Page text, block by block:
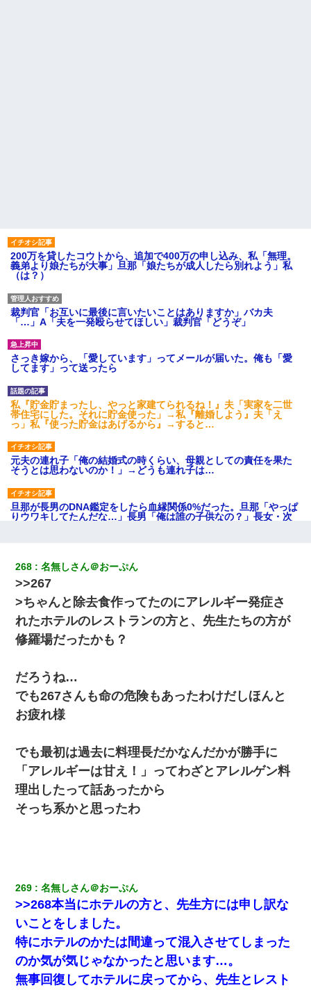
200万を貸したコウトから、追加で400万の申し込み、私「無理。
義弟より娘たちが大事」旦那「娘たちが成人したら別れよう」私
（は？）
裁判官「お互いに最後に言いたいことはありますか」バカ夫
「…」A「夫を一発殴らせてほしい」裁判官「どうぞ」
さっき嫁から、「愛しています」ってメールが届いた。俺も「愛
してます」って送ったら
私『貯金貯まったし、やっと家建てられるね！』夫「実家を二世
帯住宅にした。それに貯金使った」→私『離婚しよう』夫「え
っ」私『使った貯金はあげるから』→すると…
元夫の連れ子「俺の結婚式の時くらい、母親としての責任を果た
そうとは思わないのか！」→どうも連れ子は…
旦那が長男のDNA鑑定をしたら血縁関係0%だった。旦那「やっぱ
りウワキしてたんだな…」長男「俺は誰の子供なの？」長女・次
今日夫の実家に泊ったんだけど、朝起きたら股間がなんかモッコ
リしてた
宅飲みで女友達の乳を見てしまった・・・
彼女にプロポーズしてOK貰った俺、告げられた結婚条件にブチ切
22歳の頃、父に36歳の男性とお見合いをしてくれと頼まれた。父
の親会社の経営者の息子さんだったので、父も喜んで私の写真を
送ったんだが→
ワイアラサー主婦、昨晩久しぶりに夫と致した結果ｗｗｗｗｗ
私が遺産を相続。→それを知った義両親が「旅行代金を出せ！」
「リフォーム費用を負担しろ！」「金の管理は私達がする！」と
浅ましくも集りにきた。
小学生の妹が20代の弟とチューしてるのに、見て見ぬふりの親を
見てから実家を出た。それから15年、妹が弟の子を妊娠したらし
くもう堕胎できない月なんだと母から連絡がきた…｜生活｜ワロ
タあんてな
嘘をついてフリン旅行へ出かけた嫁→翌日、嫁「ただいま～」旦
那「娘がシんだよ。何度も連絡したのに…」嫁「えっ」→なん
と・・・
268 名無しさん＠おーぷん
>>267
>ちゃんと除去食作ってたのにアレルギー発症さ
れたホテルのレストランの方と、先生たちの方が
修羅場だったかも？
だろうね…
でも267さんも命の危険もあったわけだしほんと
お疲れ様
でも最初は過去に料理長だかなんだかが勝手に
「アレルギーは甘え！」ってわざとアレルゲン料
理出したって話あったから
そっち系かと思ったわ
269 名無しさん＠おーぷん
>>268本当にホテルの方と、先生方には申し訳な
いことをしました。
特にホテルのかたは間違って混入させてしまった
のか気が気じゃなかったと思います…。
無事回復してホテルに戻ってから、先生とレスト